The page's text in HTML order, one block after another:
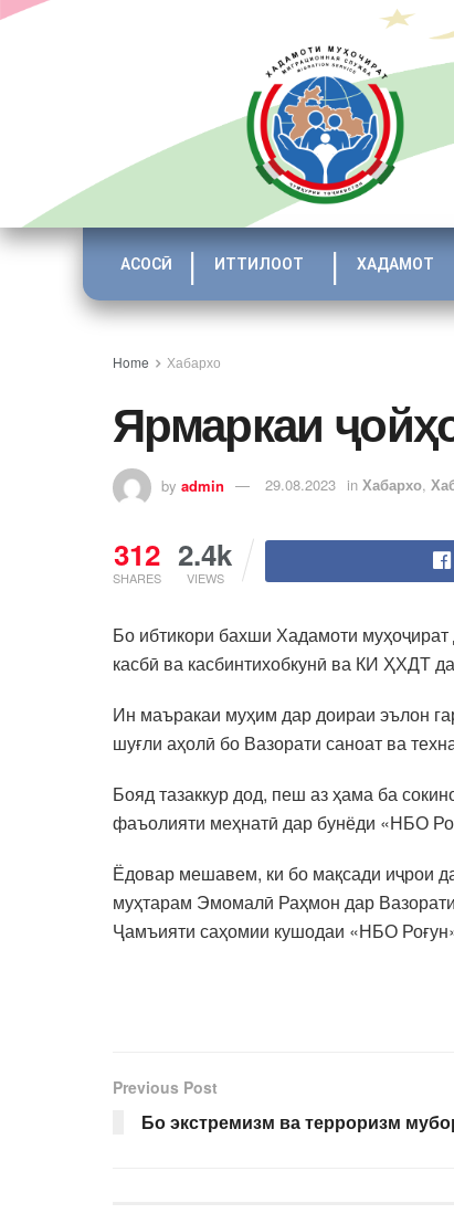
АСОСӢ ИТТИЛООТ ХАДАМОТ
Home Хабархо
Ярмаркаи
by admin 29.08.2023 in Хабархо,
312
SHARES
2.4k
VIEWS
Бо ибтикори бахши Хадамоти
касбӣ ва касбинтихобкунӣ ва КИ ҲХДТ
Ин маъракаи муҳим дар доираи эълон
шуғли аҳолӣ бо Вазорати саноат ва
Бояд тазаккур дод, пеш аз ҳама ба
фаъолияти меҳнатӣ дар бунёди «НБО
Ёдовар мешавем, ки бо мақсади иҷрои
муҳтарам Эмомалӣ Раҳмон дар
Ҷамъияти саҳомии кушодаи «НБО
Previous Post
Бо экстремизм ва терроризм